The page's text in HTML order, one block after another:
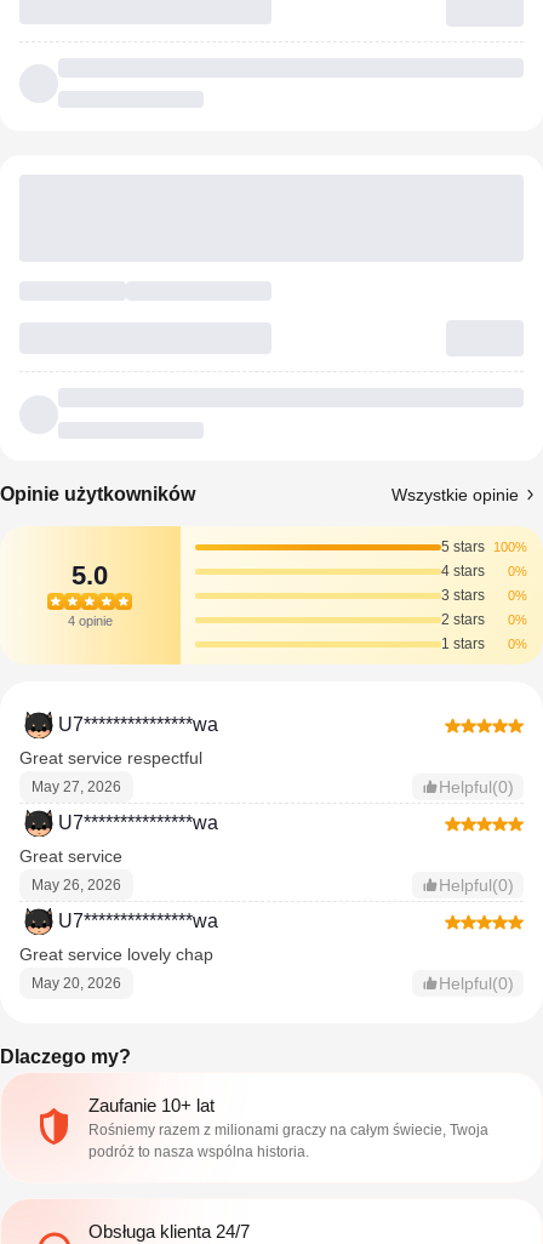
Opinie użytkowników Wszystkie opinie
5.0
4 opinie
5 stars 100%
4 stars 0%
3 stars 0%
2 stars 0%
1 stars 0%
U7***************wa
Great service respectful
May 27, 2026 Helpful(0)
U7***************wa
Great service
May 26, 2026 Helpful(0)
U7***************wa
Great service lovely chap
May 20, 2026 Helpful(0)
Dlaczego my?
Zaufanie 10+ lat
Rośniemy razem z milionami graczy na całym świecie, Twoja
podróż to nasza wspólna historia.
Obsługa klienta 24/7